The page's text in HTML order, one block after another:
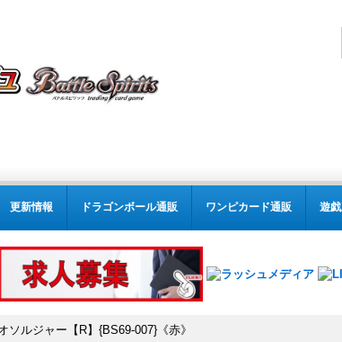
更新情報 ドラゴンボール通販 ワンピカード通販 遊
ソルジャー【R】{BS69-007}《赤》